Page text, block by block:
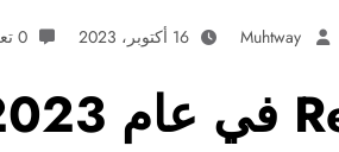
Muhtway 16 أكتوبر، 2023 0 تعليقات